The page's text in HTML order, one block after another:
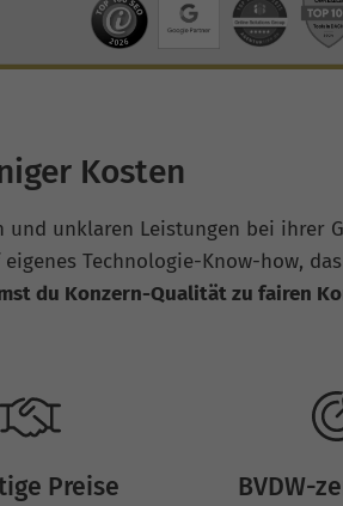
Kosten
unklaren Leistungen bei ihrer
Technologie-Know-how,
du Konzern-Qualität zu fairen
Preise BVDW-